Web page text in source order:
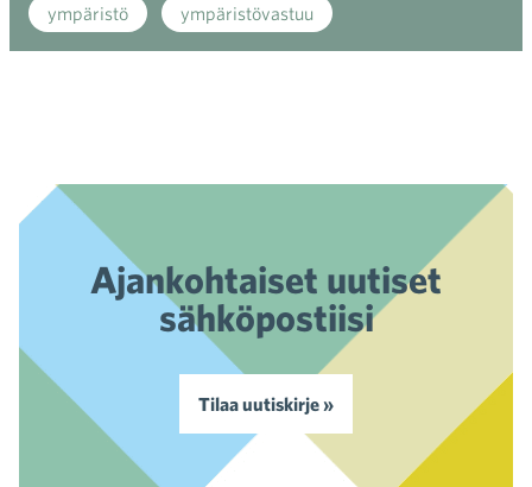
ympäristö ympäristövastuu
Ajankohtaiset uutiset
sähköpostiisi
Tilaa uutiskirje »